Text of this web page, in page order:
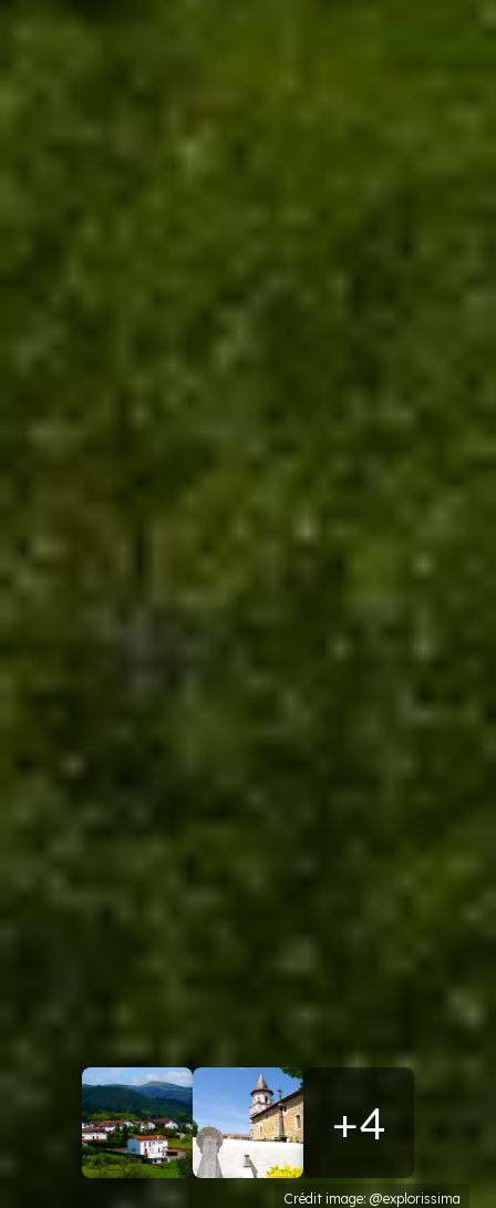
+4
Crédit image: @explorissima